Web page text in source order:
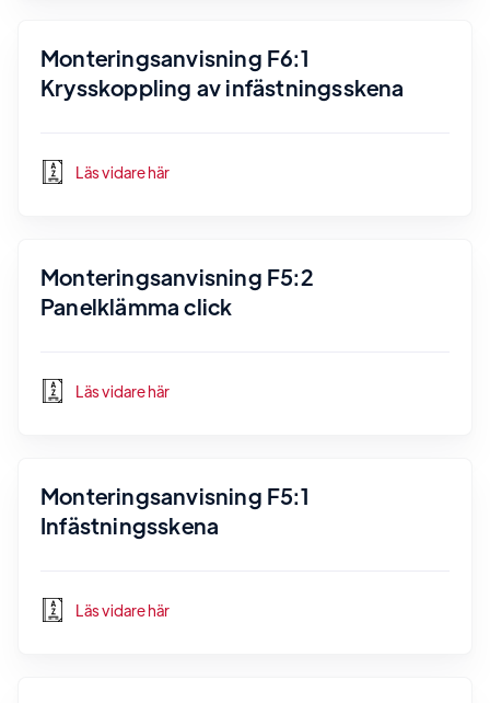
Monteringsanvisning F6:1
Krysskoppling av infästningsskena
Läs vidare här
Monteringsanvisning F5:2
Panelklämma click
Läs vidare här
Monteringsanvisning F5:1
Infästningsskena
Läs vidare här